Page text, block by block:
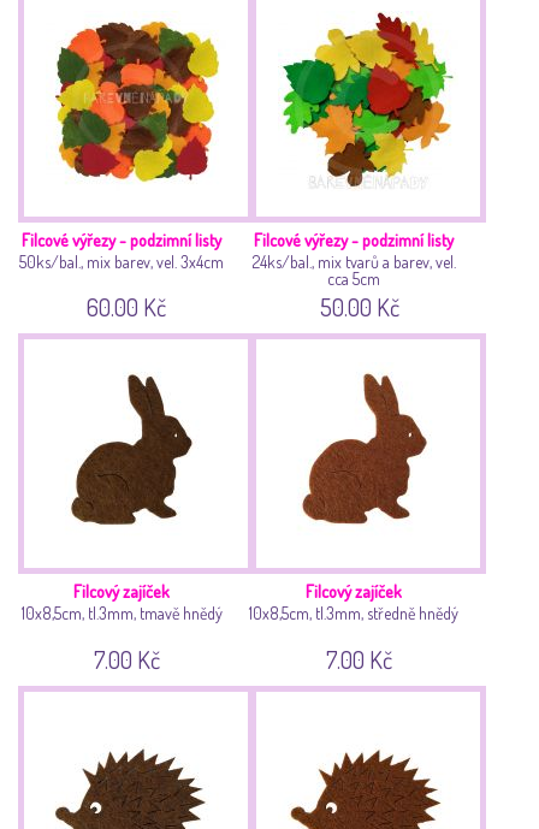
Filcové výřezy - podzimní listy
50ks/bal., mix barev, vel. 3x4cm
60.00 Kč
Filcové výřezy - podzimní listy
24ks/bal., mix tvarů a barev, vel.
cca 5cm
50.00 Kč
Filcový zajíček
10x8,5cm, tl.3mm, tmavě hnědý
7.00 Kč
Filcový zajíček
10x8,5cm, tl.3mm, středně hnědý
7.00 Kč